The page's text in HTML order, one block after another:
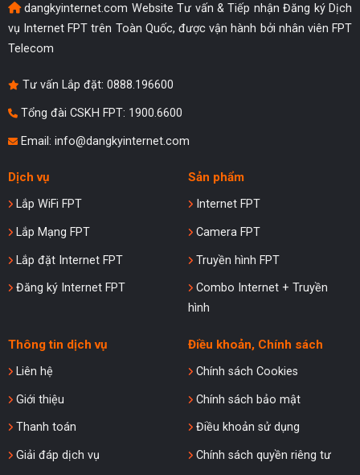
dangkyinternet.com Website Tư vấn & Tiếp nhận Đăng ký Dịch
vụ Internet FPT trên Toàn Quốc, được vận hành bởi nhân viên FPT
Telecom
Tư vấn Lắp đặt: 0888.196600
Tổng đài CSKH FPT: 1900.6600
Email: info@dangkyinternet.com
Dịch vụ
Lắp WiFi FPT
Lắp Mạng FPT
Lắp đặt Internet FPT
Đăng ký Internet FPT
Sản phẩm
Internet FPT
Camera FPT
Truyền hình FPT
Combo Internet + Truyền
hình
Thông tin dịch vụ
Liên hệ
Giới thiệu
Thanh toán
Giải đáp dịch vụ
Điều khoản, Chính sách
Chính sách Cookies
Chính sách bảo mật
Điều khoản sử dụng
Chính sách quyền riêng tư